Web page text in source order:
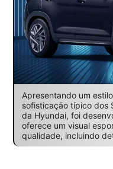
Apresentando um
sofisticação típico dos
da Hyundai, foi
oferece um visual
qualidade, incluindo